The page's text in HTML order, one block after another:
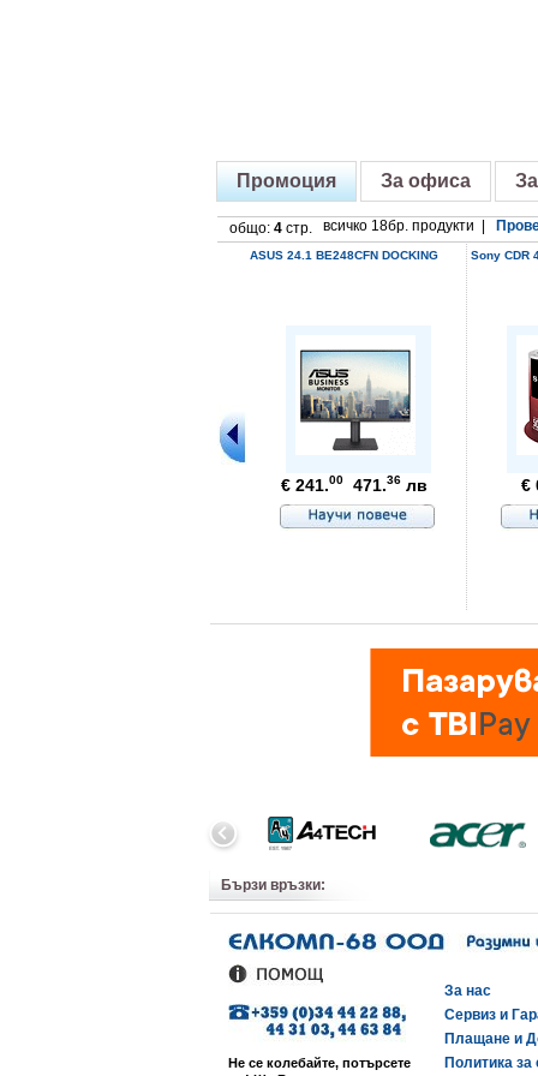
Промоция За офиса
общо: 4стр. всичко 18бр. продукти |
ASUS 24.1 BE248CFN DOCKING
€ 241.00 471.36 лв
Sony CDR
€
Бързи връзки:
Не се колебайте, потърсете
За нас
Сервиз и
Плащане и
Политика за